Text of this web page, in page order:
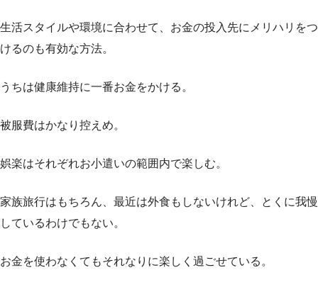
生活スタイルや環境に合わせて、お金の投入先にメリハリをつ
けるのも有効な方法。
うちは健康維持に一番お金をかける。
被服費はかなり控えめ。
娯楽はそれぞれお小遣いの範囲内で楽しむ。
家族旅行はもちろん、最近は外食もしないけれど、とくに我慢
しているわけでもない。
お金を使わなくてもそれなりに楽しく過ごせている。